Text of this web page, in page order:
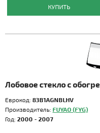
КУПИТЬ
Лобовое стекло с
Еврокод: 83B1AGNBLHV
Производитель: FUYAO (FYG)
Год: 2000 - 2007